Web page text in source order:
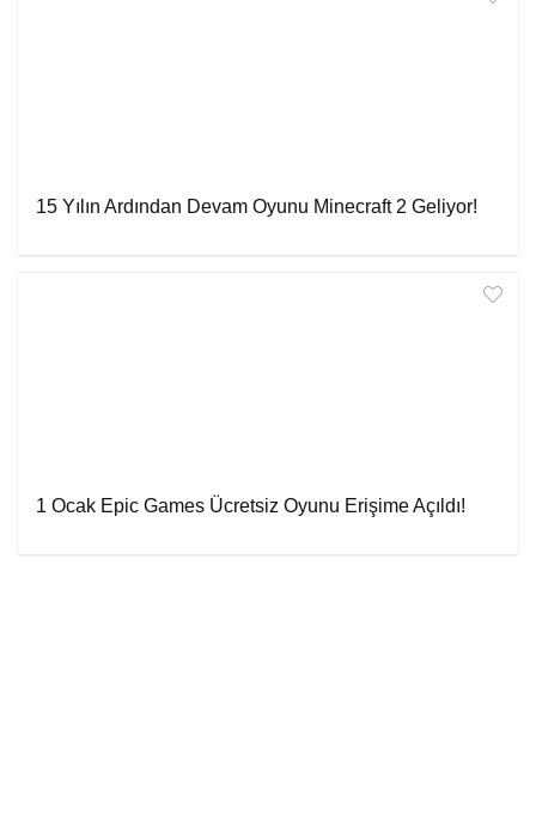
15 Yılın Ardından Devam Oyunu Minecraft 2 Geliyor!
1 Ocak Epic Games Ücretsiz Oyunu Erişime Açıldı!